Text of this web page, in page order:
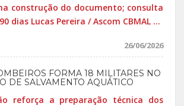
construção do documento; consulta
dias Lucas Pereira / Ascom CBMAL ...
26/06/2026
FORMA 18 MILITARES NO
DE SALVAMENTO AQUÁTICO
reforça a preparação técnica dos